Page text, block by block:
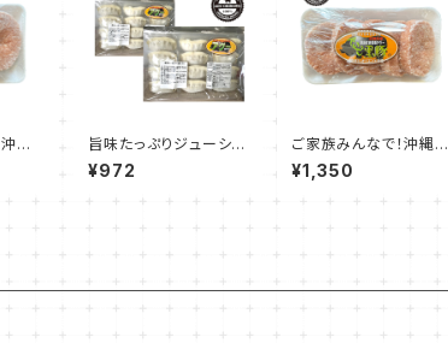
縄
旨味たっぷりジューシー
なアグー餃子（冷凍餃
子）240g（12個入）×2
セット
¥972
ご家族みんなで！沖縄県
産アグーハンバーグ 1
20g☓5個入り
¥1,350